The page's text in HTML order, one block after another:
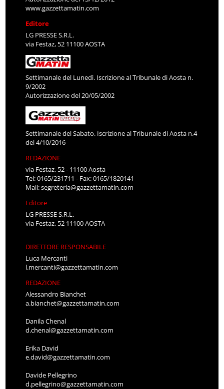
www.gazzettamatin.com
Editore
LG PRESSE S.R.L.
via Festaz, 52 11100 AOSTA
Settimanale del Lunedì. Iscrizione al Tribunale di Aosta n.
9/2002
Autorizzazione del 20/05/2002
Settimanale del Sabato. Iscrizione al Tribunale di Aosta n.4
del 4/10/2016
REDAZIONE
via Festaz, 52 - 11100 Aosta
Tel: 0165/231711 - Fax: 0165/1820141
Mail:segreteria@gazzettamatin.com
Editore
LG PRESSE S.R.L.
via Festaz, 52 11100 AOSTA
DIRETTORE RESPONSABILE
Luca Mercanti
l.mercanti@gazzettamatin.com
REDAZIONE
Alessandro Bianchet
a.bianchet@gazzettamatin.com
Danila Chenal
d.chenal@gazzettamatin.com
Erika David
e.david@gazzettamatin.com
Davide Pellegrino
d.pellegrino@gazzettamatin.com